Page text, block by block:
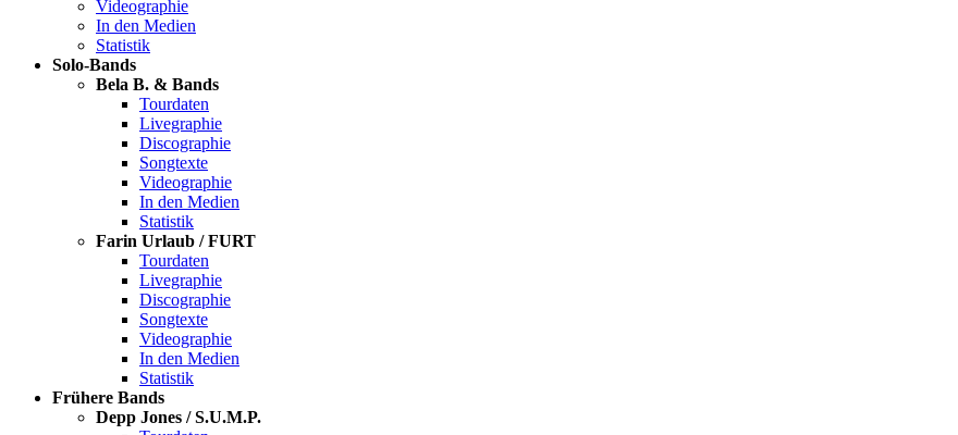
Videographie
In den Medien
Statistik
Solo-Bands
Bela B. & Bands
Tourdaten
Livegraphie
Discographie
Songtexte
Videographie
In den Medien
Statistik
Farin Urlaub / FURT
Tourdaten
Livegraphie
Discographie
Songtexte
Videographie
In den Medien
Statistik
Frühere Bands
Depp Jones / S.U.M.P.